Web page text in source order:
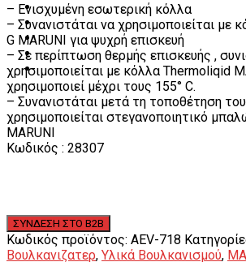
DOWNLOADS
VIDEO & ΝΕΑ
ΕΠΙΚΟΙΝΩΝΙΑ
B2B
ΕΝ
– Ενισχυμένη εσωτερική κόλλα
– Συνανιστάται να χρησιμοποιείται με
G MARUNI για ψυχρή επισκευή
– Σε περίπτωση θερμής επισκευής ,
χρησιμοποιείται με κόλλα Thermoliqid
χρησιμοποιεί μέχρι τους 155° C.
– Συνανιστάται μετά τη τοποθέτηση
χρησιμοποιείται στεγανοποιητικό
MARUNI
Κωδικός : 28307
Κωδικός προϊόντος: AEV-718
Βουλκανιζατερ, Υλικά Βουλκανισμού,